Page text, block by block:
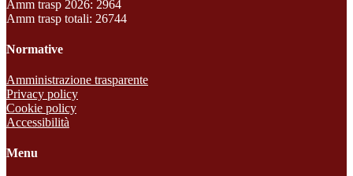
Amm trasp 2026: 2964
Amm trasp totali: 26744
Normative
Amministrazione trasparente
Privacy policy
Cookie policy
Accessibilità
Menu